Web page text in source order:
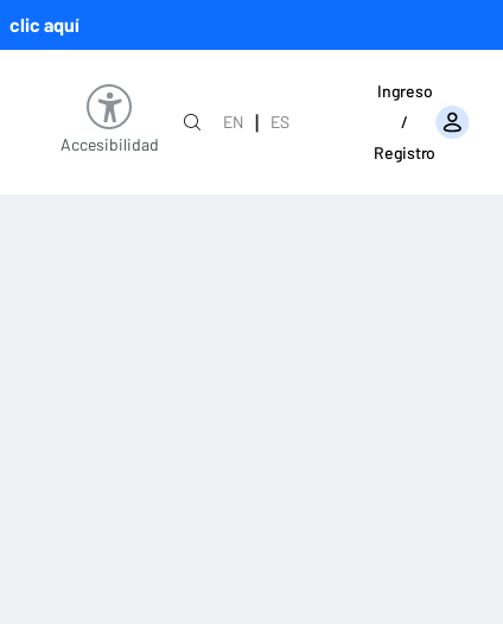
clic aquí
Accesibilidad
EN |
ES
Ingreso
/
Registro